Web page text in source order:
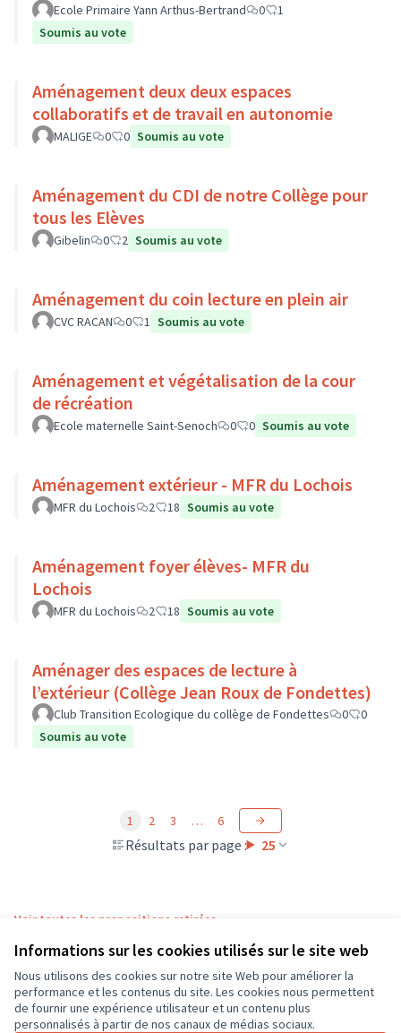
Informations sur les cookies utilisés sur le site web
Nous utilisons des cookies sur notre site Web pour améliorer la
performance et les contenus du site. Les cookies nous permettent
de fournir une expérience utilisateur et un contenu plus
personnalisés à partir de nos canaux de médias sociaux.
Ecole Primaire Yann Arthus-Bertrand 0
1
Soumis au vote
Aménagement deux deux espaces
collaboratifs et de travail en autonomie
MALIGE 0 0 Soumis au vote
Aménagement du CDI de notre Collège pour
tous les Elèves
Gibelin 0 2 Soumis au vote
Aménagement du coin lecture en plein air
CVC RACAN 0 1 Soumis au vote
Aménagement et végétalisation de la cour
de récréation
Ecole maternelle Saint-Senoch 0 0 Soumis au vote
Aménagement extérieur - MFR du Lochois
MFR du Lochois 2 18 Soumis au vote
Aménagement foyer élèves- MFR du
Lochois
MFR du Lochois 2 18 Soumis au vote
Aménager des espaces de lecture à
l’extérieur (Collège Jean Roux de Fondettes)
Club Transition Ecologique du collège de Fondettes 0
0
Soumis au vote
Résultats par page : 25
1 2 3 … 6
Voir toutes les propositions retirées
Conditions d'utilisation
Paramètres des cookies
CD37 sur XCD37 sur Facebook
CD37 sur Instagram
CD37 sur YouTube